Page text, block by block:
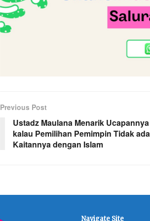
Previous Post
Ustadz Maulana Menarik Ucapannya
kalau Pemilihan Pemimpin Tidak ada
Kaitannya dengan Islam
Navigate Site